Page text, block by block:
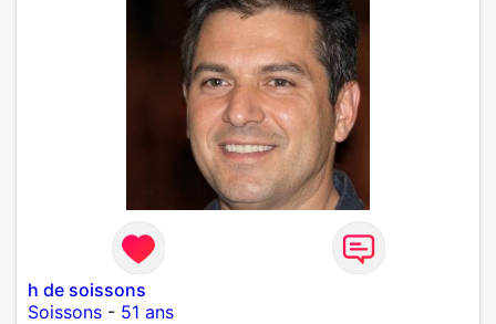
h de soissons
Soissons - 51 ans